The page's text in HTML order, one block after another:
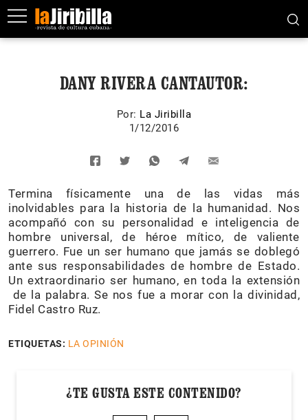
DANY RIVERA CANTAUTOR:
Por: La Jiribilla
1/12/2016
Termina físicamente una de las vidas más
inolvidables para la historia de la humanidad. Nos
acompañó con su personalidad e inteligencia de
hombre universal, de héroe mítico, de valiente
guerrero. Fue un ser humano que jamás se doblegó
ante sus responsabilidades de hombre de Estado.
Un extraordinario ser humano, en toda la extensión
de la palabra. Se nos fue a morar con la divinidad,
Fidel Castro Ruz.
ETIQUETAS: LA OPINIÓN
¿TE GUSTA ESTE CONTENIDO?